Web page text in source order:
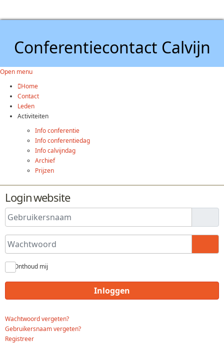
Conferentiecontact Calvijn
Open menu
Home
Contact
Leden
Activiteiten
Info conferentie
Info conferentiedag
Info calvijndag
Archief
Prijzen
Login website
Gebruikersnaam
Wachtwoord
Onthoud mij
Inloggen
Wachtwoord vergeten?
Gebruikersnaam vergeten?
Registreer